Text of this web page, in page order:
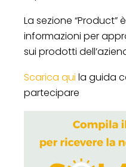
La sezione
informazioni per
sui prodotti
Scarica qui la guida
partecipare